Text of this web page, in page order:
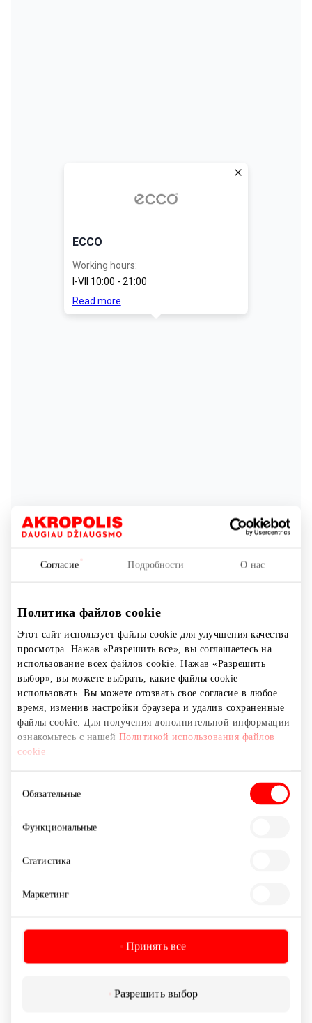
Согласие Подробности О нас
Политика файлов cookie
Этот сайт использует файлы cookie для улучшения качества
просмотра. Нажав «Разрешить все», вы соглашаетесь на
использование всех файлов cookie. Нажав «Разрешить
выбор», вы можете выбрать, какие файлы cookie
использовать. Вы можете отозвать свое согласие в любое
время, изменив настройки браузера и удалив сохраненные
файлы cookie. Для получения дополнительной информации
ознакомьтесь с нашей Политикой использования файлов
cookie
согласия
Обязательные
Функциональные
Статистика
Маркетинг
Принять все
Разрешить выбор